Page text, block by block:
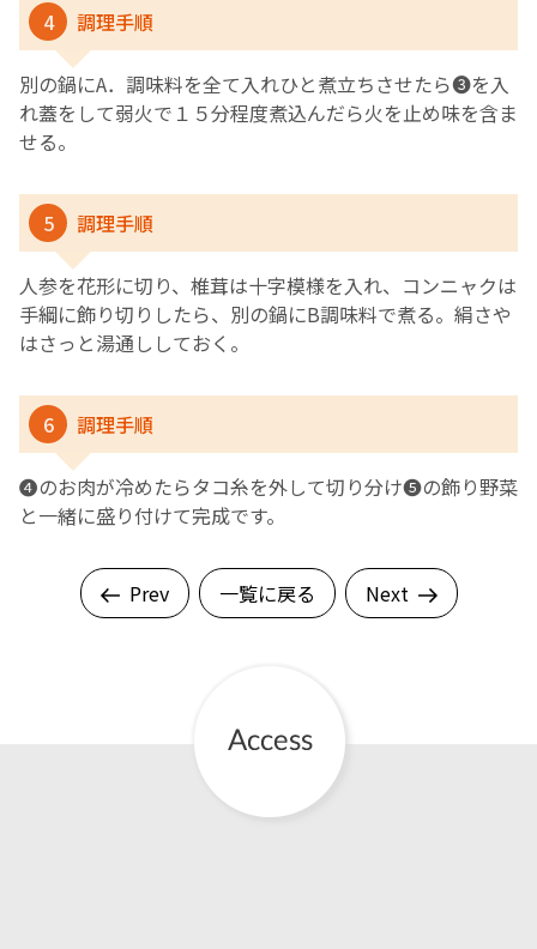
4 調理手順
別の鍋にA．調味料を全て入れひと煮立ちさせたら❸を入
れ蓋をして弱火で１５分程度煮込んだら火を止め味を含ま
せる。
5 調理手順
人参を花形に切り、椎茸は十字模様を入れ、コンニャクは
手綱に飾り切りしたら、別の鍋にB調味料で煮る。絹さや
はさっと湯通ししておく。
6 調理手順
❹のお肉が冷めたらタコ糸を外して切り分け❺の飾り野菜
と一緒に盛り付けて完成です。
Prev 一覧に戻る Next